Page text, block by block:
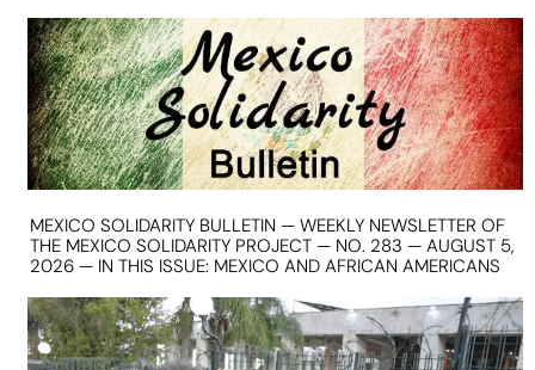
MEXICO SOLIDARITY BULLETIN — WEEKLY NEWSLETTER OF
THE MEXICO SOLIDARITY PROJECT — NO. 283 — AUGUST 5,
2026 — IN THIS ISSUE: MEXICO AND AFRICAN AMERICANS